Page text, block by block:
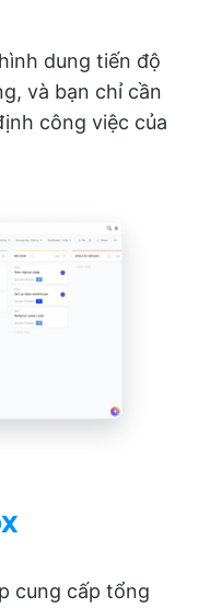
dung tiến độ
và bạn chỉ cần
công việc của
cung cấp tổng